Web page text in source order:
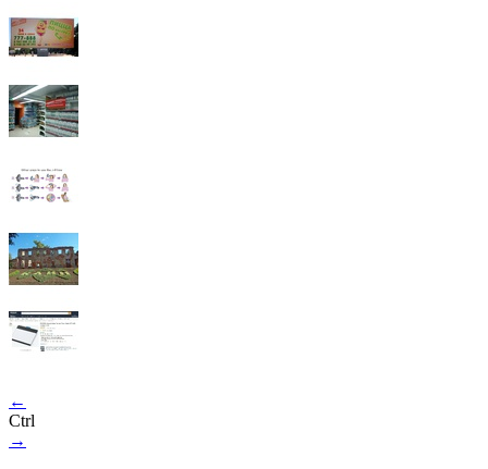
←
Ctrl
→